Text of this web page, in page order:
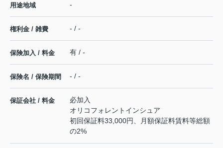
用途地域 -
権利金 / 雑費 - / -
保険加入 / 料金 有 / -
保険名 / 保険期間 - / -
保証会社 / 料金
必加入
オリコフォレントインシュア
初回保証料33,000円、月額保証料賃料等総額
の2%